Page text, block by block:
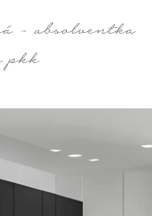
- absolventka
pkk